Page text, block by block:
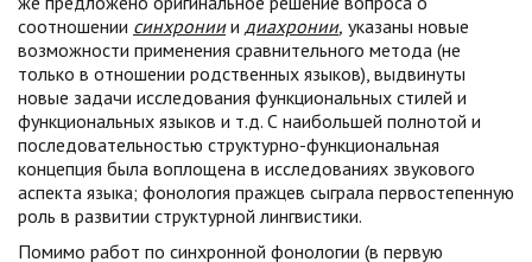
соотношении синхрониии диахронии, указаны новые
возможности применения сравнительного метода (не
только в отношении родственных языков), выдвинуты
новые задачи исследования функциональных стилей и
функциональных языков и т.д. С наибольшей полнотой и
последовательностью структурно-функциональная
концепция была воплощена в исследованиях звукового
аспекта языка; фонология пражцев сыграла первостепенную
роль в развитии структурной лингвистики.
Помимо работ по синхронной фонологии (в первую